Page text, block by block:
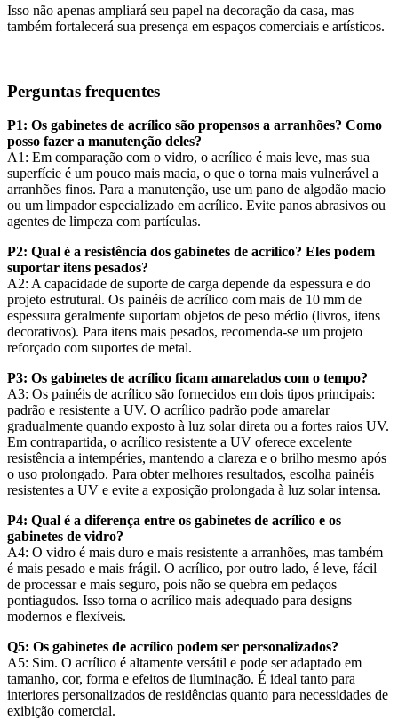
Isso não apenas ampliará seu papel na decoração da casa, mas
também fortalecerá sua presença em espaços comerciais e artísticos.
Perguntas frequentes
P1: Os gabinetes de acrílico são propensos a arranhões? Como
posso fazer a manutenção deles?
A1: Em comparação com o vidro, o acrílico é mais leve, mas sua
superfície é um pouco mais macia, o que o torna mais vulnerável a
arranhões finos. Para a manutenção, use um pano de algodão macio
ou um limpador especializado em acrílico. Evite panos abrasivos ou
agentes de limpeza com partículas.
P2: Qual é a resistência dos gabinetes de acrílico? Eles podem
suportar itens pesados?
A2: A capacidade de suporte de carga depende da espessura e do
projeto estrutural. Os painéis de acrílico com mais de 10 mm de
espessura geralmente suportam objetos de peso médio (livros, itens
decorativos). Para itens mais pesados, recomenda-se um projeto
reforçado com suportes de metal.
P3: Os gabinetes de acrílico ficam amarelados com o tempo?
A3: Os painéis de acrílico são fornecidos em dois tipos principais:
padrão e resistente a UV. O acrílico padrão pode amarelar
gradualmente quando exposto à luz solar direta ou a fortes raios UV.
Em contrapartida, o acrílico resistente a UV oferece excelente
resistência a intempéries, mantendo a clareza e o brilho mesmo após
o uso prolongado. Para obter melhores resultados, escolha painéis
resistentes a UV e evite a exposição prolongada à luz solar intensa.
P4: Qual é a diferença entre os gabinetes de acrílico e os
gabinetes de vidro?
A4: O vidro é mais duro e mais resistente a arranhões, mas também
é mais pesado e mais frágil. O acrílico, por outro lado, é leve, fácil
de processar e mais seguro, pois não se quebra em pedaços
pontiagudos. Isso torna o acrílico mais adequado para designs
modernos e flexíveis.
Q5: Os gabinetes de acrílico podem ser personalizados?
A5: Sim. O acrílico é altamente versátil e pode ser adaptado em
tamanho, cor, forma e efeitos de iluminação. É ideal tanto para
interiores personalizados de residências quanto para necessidades de
exibição comercial.